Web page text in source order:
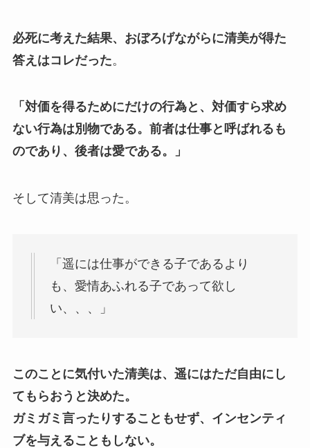
必死に考えた結果、おぼろげながらに清美が得た
答えはコレだった。
「対価を得るためにだけの行為と、対価すら求め
ない行為は別物である。前者は仕事と呼ばれるも
のであり、後者は愛である。」
そして清美は思った。
「遥には仕事ができる子であるより
も、愛情あふれる子であって欲し
い、、、」
このことに気付いた清美は、遥にはただ自由にし
てもらおうと決めた。
ガミガミ言ったりすることもせず、インセンティ
ブを与えることもしない。